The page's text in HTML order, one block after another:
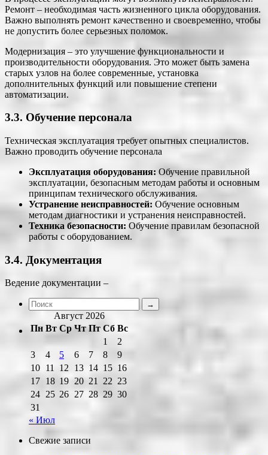
Ремонт – необходимая часть жизненного цикла оборудования.
Важно выполнять ремонт качественно и своевременно, чтобы
не допустить более серьезных поломок.
Модернизация – это улучшение функциональности и
производительности оборудования. Это может быть замена
старых узлов на более современные, установка
дополнительных функций или повышение степени
автоматизации.
3.3. Обучение персонала
Техническая эксплуатация требует опытных специалистов.
Важно проводить обучение персонала
Эксплуатация оборудования: Обучение правильной
эксплуатации, безопасным методам работы и основным
принципам технического обслуживания.
Устранение неисправностей: Обучение основным
методам диагностики и устранения неисправностей.
Техника безопасности: Обучение правилам безопасной
работы с оборудованием.
3.4. Документация
Ведение документации –
Август 2026
Пн Вт Ср Чт Пт Сб Вс
1
2
3
4 5 6 7 8
9
10 11 12 13 14 15 16
17 18 19 20 21 22 23
24 25 26 27 28 29 30
31
« Июл
Свежие записи